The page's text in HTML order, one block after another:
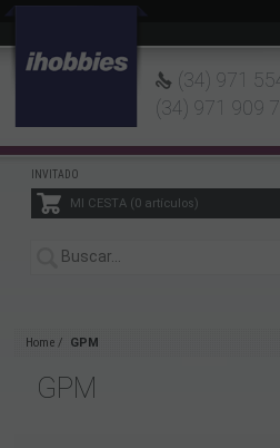
(34) 971
(34) 971 909
INVITADO
MI CESTA 0artículos
Home GPM
GPM